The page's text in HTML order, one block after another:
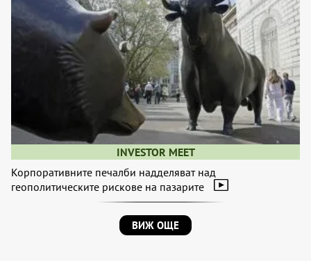
INVESTOR MEET
Корпоративните печалби надделяват над
геополитическите рискове на пазарите
ВИЖ ОЩЕ